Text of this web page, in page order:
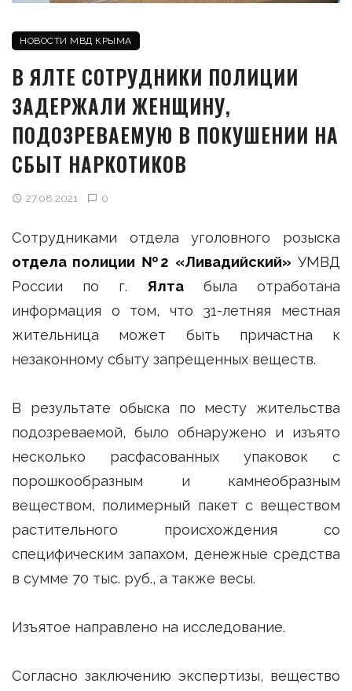
НОВОСТИ МВД КРЫМА
В ЯЛТЕ СОТРУДНИКИ ПОЛИЦИИ
ЗАДЕРЖАЛИ ЖЕНЩИНУ,
ПОДОЗРЕВАЕМУЮ В ПОКУШЕНИИ НА
СБЫТ НАРКОТИКОВ
27.08.2021 0
Сотрудниками отдела уголовного розыска
отдела полиции №2 «Ливадийский» УМВД
России по г. Ялта была отработана
информация о том, что 31-летняя местная
жительница может быть причастна к
незаконному сбыту запрещенных веществ.
В результате обыска по месту жительства
подозреваемой, было обнаружено и изъято
несколько расфасованных упаковок с
порошкообразным и камнеобразным
веществом, полимерный пакет с веществом
растительного происхождения со
специфическим запахом, денежные средства
в сумме 70 тыс. руб., а также весы.
Изъятое направлено на исследование.
Согласно заключению экспертизы, вещество